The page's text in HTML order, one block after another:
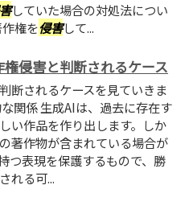
していた場合の対処法につい
権を侵害して...
侵害と判断されるケース
断されるケースを見ていきま
関係 生成AIは、過去に存在す
い作品を作り出します。しか
著作物が含まれている場合が
つ表現を保護するもので、勝
れる可...